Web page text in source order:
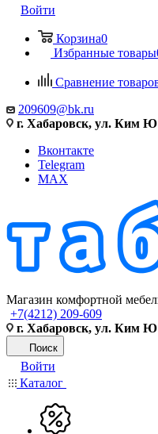
Войти
Корзина0
Избранные товары
Сравнение
209609@bk.ru
г. Хабаровск, ул. Ким Ю
Вконтакте
Telegram
MAX
Магазин комфортной
+7(4212) 209-609
г. Хабаровск, ул. Ким Ю
Поиск
Войти
Каталог